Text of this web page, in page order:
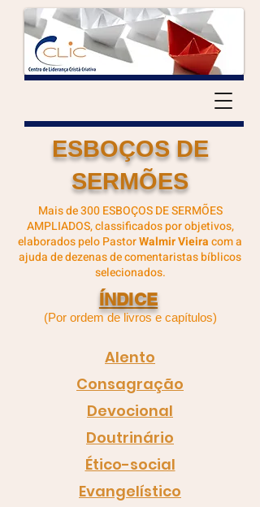
ESBOÇOS DE
SERMÕES
Mais de 300 ESBOÇOS DE SERMÕES
AMPLIADOS, classificados por objetivos,
elaborados pelo PastorWalmir Vieiracom a
ajuda de dezenas de comentaristas bíblicos
selecionados.
ÍNDICE
(Por ordem de livros e capítulos)
Alento
Consagração
Devocional
Doutrinário
Ético-social
Evangelístico